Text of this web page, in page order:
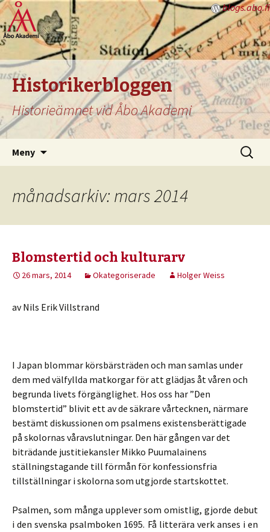
blogs.abo.fi
Historikerbloggen
Historieämnet vid Åbo Akademi
Meny
Sök
efter:
månadsarkiv: mars 2014
Blomstertid och kulturarv
26 mars, 2014 Okategoriserade Holger Weiss
av Nils Erik Villstrand
I Japan blommar körsbärsträden och man samlas under
dem med välfyllda matkorgar för att glädjas åt våren och
begrunda livets förgänglighet. Hos oss har ”Den
blomstertid” blivit ett av de säkrare vårtecknen, närmare
bestämt diskussionen om psalmens existensberättigade
på skolornas våravslutningar. Den här gången var det
biträdande justitiekansler Mikko Puumalainens
ställningstagande till förmån för konfessionsfria
tillställningar i skolorna som utgjorde startskottet.
Psalmen, som många upplever som omistlig, gjorde debut
i den svenska psalmboken 1695. Få litterära verk anses i en